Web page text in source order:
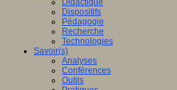
Didactique
Dispositifs
Pédagogie
Recherche
Technologies
Savoir(s)
Analyses
Conférences
Outils